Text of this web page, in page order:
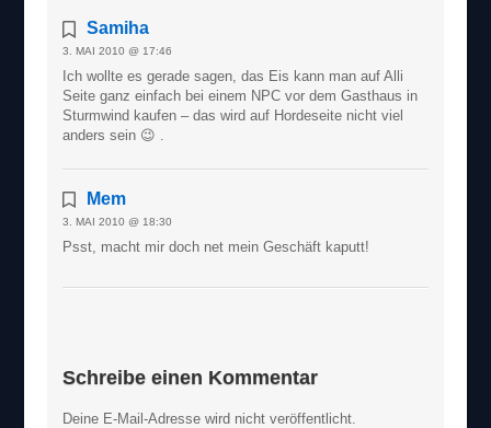
Samiha
3. MAI 2010 @ 17:46
Ich wollte es gerade sagen, das Eis kann man auf Alli
Seite ganz einfach bei einem NPC vor dem Gasthaus in
Sturmwind kaufen – das wird auf Hordeseite nicht viel
anders sein 😉 .
Mem
3. MAI 2010 @ 18:30
Psst, macht mir doch net mein Geschäft kaputt!
Schreibe einen Kommentar
Deine E-Mail-Adresse wird nicht veröffentlicht.